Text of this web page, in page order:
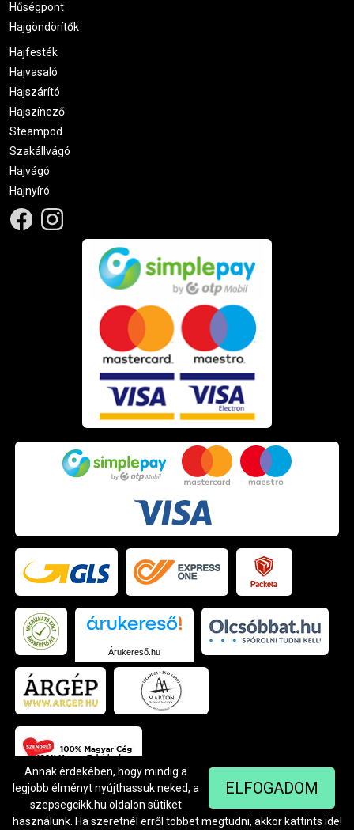
Hűségpont
Hajgöndörítők
Hajfesték
Hajvasaló
Hajszárító
Hajszínező
Steampod
Szakállvágó
Hajvágó
Hajnyíró
Árukereső.hu
© Szendrei Kft - 1042 Budapest, Árpád út 94.
Készítette:Netgo.hu Kft.
ELFOGADOM
Annak érdekében, hogy mindig a
legjobb élményt nyújthassuk neked, a
szepsegcikk.hu oldalon sütiket
használunk. Ha szeretnél erről többet megtudni, akkor kattints ide!